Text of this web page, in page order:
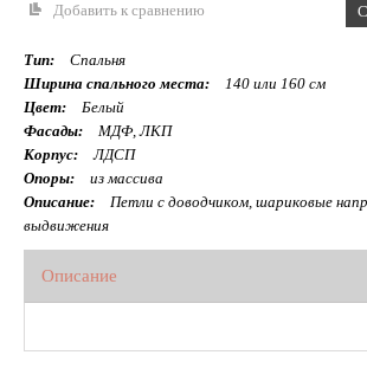
Добавить к сравнению
Тип:
Спальня
Ширина спального места:
140 или 160 см
Цвет:
Белый
Фасады:
МДФ, ЛКП
Корпус:
ЛДСП
Опоры:
из массива
Описание:
Петли с доводчиком, шариковые
выдвижения
Описание